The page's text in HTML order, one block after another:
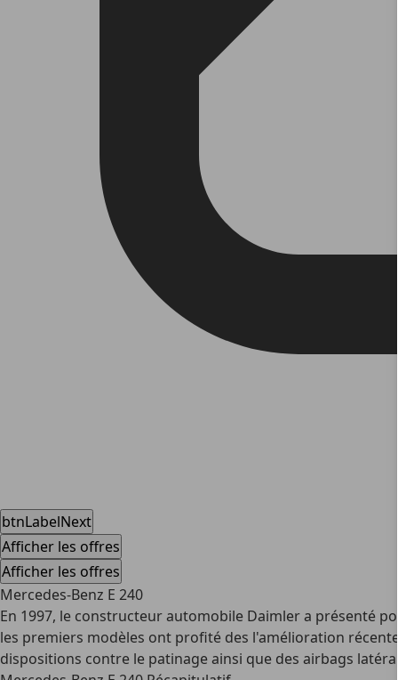
btnLabelNext
Afficher les offres
Afficher les offres
Mercedes-Benz E 240
En 1997, le constructeur automobile Daimler a présenté
les premiers modèles ont profité des l'amélioration
dispositions contre le patinage ainsi que des airbags